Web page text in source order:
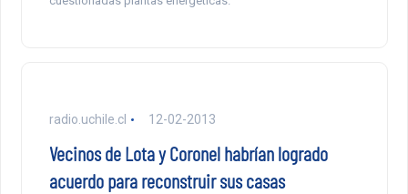
radio.uchile.cl 12-02-2013
Vecinos de Lota y Coronel habrían logrado
acuerdo para reconstruir sus casas